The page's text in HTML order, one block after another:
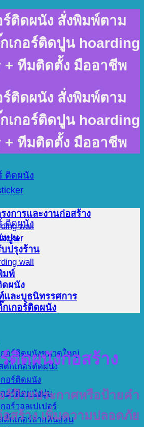
ร์ติดผนัง สั่งพิมพ์ตาม
เกอร์ติดปูน hoarding
+ ทีมติดตั้ง มืออาชีพ
ร์ติดผนัง สั่งพิมพ์ตาม
เกอร์ติดปูน hoarding
+ ทีมติดตั้ง มืออาชีพ
กอร์ติดผนังขนาดใหญ่
ติ๊กเกอร์ติดผนัง
อร์ติดผนัง
อร์ติดผนังปูน
อร์วอลเปเปอร์
ติ๊กเกอร์ลายหินอ่อน
งการและงานก่อสร้าง
wall
งปูน
ปรุงร้าน
wall
มพ์
ดผนัง
และบูธนิทรรศการ
เกอร์ติดผนัง
ติดผนังก่อสร้าง
ร์ป้ายประกาศหรือป้ายคำ
อสร้าง เพิ่มความปลอดภัย